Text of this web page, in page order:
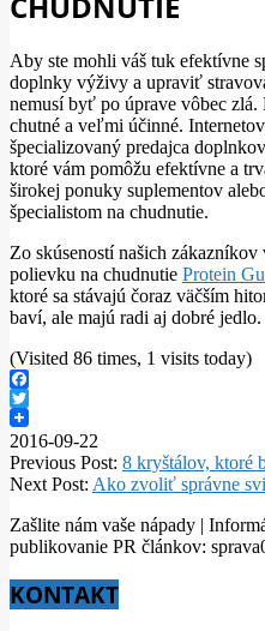
Aby ste mohli váš tuk efektívne
doplnky výživy a upraviť
nemusí byť po úprave vôbec
chutné a veľmi účinné.
špecializovaný predajca
ktoré vám pomôžu efektívne a
širokej ponuky suplementov
špecialistom na chudnutie.
Zo skúseností našich
polievku na chudnutie Protein
ktoré sa stávajú čoraz väčším
baví, ale majú radi aj dobré jedlo.
(Visited 86 times, 1 visits today)
Facebook
Twitter
2016-09-22
Previous Post: 8 kryštálov, ktoré
Next Post: Ako zvoliť správne
Zašlite nám vaše nápady |
publikovanie PR článkov:
KONTAKT